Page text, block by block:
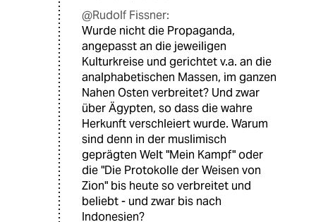
@Rudolf Fissner:
Wurde nicht die Propaganda,
angepasst an die jeweiligen
Kulturkreise und gerichtet v.a. an die
analphabetischen Massen, im ganzen
Nahen Osten verbreitet? Und zwar
über Ägypten, so dass die wahre
Herkunft verschleiert wurde. Warum
sind denn in der muslimisch
geprägten Welt "Mein Kampf" oder
die "Die Protokolle der Weisen von
Zion" bis heute so verbreitet und
beliebt - und zwar bis nach
Indonesien?